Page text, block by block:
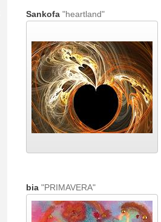
Sankofa"heartland"
bia"PRIMAVERA"